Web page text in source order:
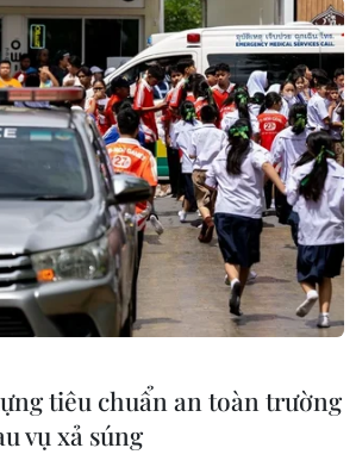
tin về vụ tấn công bằng dao ở
Nga, Italy và Đức đã lên án vụ
tiêu chuẩn an toàn trường
vụ xả súng